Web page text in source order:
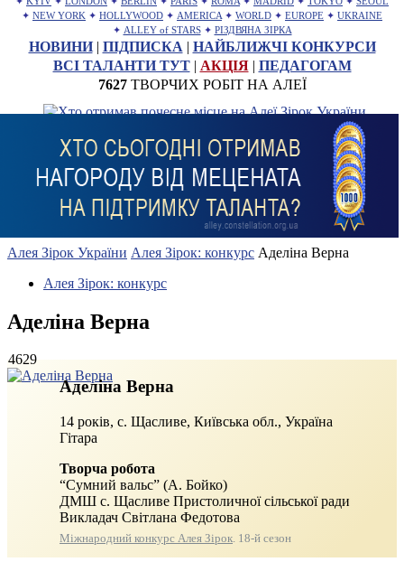
✦ NEW YORK ✦ HOLLYWOOD ✦ AMERICA ✦ WORLD ✦ EUROPE ✦ UKRAINE
✦ ALLEY of STARS ✦ РІЗДВЯНА ЗІРКА
НОВИНИ| ПІДПИСКА | НАЙБЛИЖЧІ КОНКУРСИ
ВСІ ТАЛАНТИ ТУТ| АКЦІЯ| ПЕДАГОГАМ
7627ТВОРЧИХ РОБІТ НА АЛЕЇ
Алея Зірок України Алея Зірок: конкурс Аделіна Верна
Алея Зірок: конкурс
Аделіна Верна
4629
Аделіна Верна
14 років, с. Щасливе, Київська обл., Україна
Гітара
Творча робота
“Сумний вальс” (А. Бойко)
ДМШ с. Щасливе Пристоличної сільської ради
Викладач Світлана Федотова
Міжнародний конкурс Алея Зірок . 18-й сезон